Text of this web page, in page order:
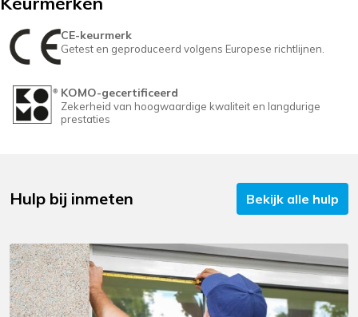
CE-keurmerk
Getest en geproduceerd volgens Europese richtlijnen.
KOMO-gecertificeerd
Zekerheid van hoogwaardige kwaliteit en langdurige
prestaties
Hulp bij inmeten Bekijk alle hulp